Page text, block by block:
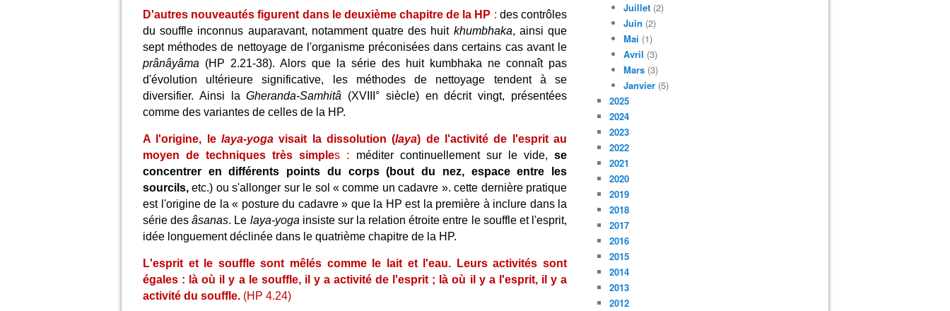
D'autres nouveautés figurent dans le deuxième chapitre de la HP : des contrôles
du souffle inconnus auparavant, notamment quatre des huit khumbhaka, ainsi que
sept méthodes de nettoyage de l'organisme préconisées dans certains cas avant le
prânâyâma (HP 2.21-38). Alors que la série des huit kumbhaka ne connaît pas
d'évolution ultérieure significative, les méthodes de nettoyage tendent à se
diversifier. Ainsi laGheranda-Samhitâ (XVIII° siècle) en décrit vingt, présentées
comme des variantes de celles de la HP.
A l'origine, le laya-yogavisait la dissolution (laya) de l'activité de l'esprit au
moyen de techniques très simples : méditer continuellement sur le vide,se
concentrer en différents points du corps (bout du nez, espace entre les
sourcils, etc.) ou s'allonger sur le sol « comme un cadavre ». cette dernière pratique
est l'origine de la « posture du cadavre » que la HP est la première à inclure dans la
série desâsanas. Le laya-yoga insiste sur la relation étroite entre le souffle et l'esprit,
idée longuement déclinée dans le quatrième chapitre de la HP.
L'esprit et le souffle sont mêlés comme le lait et l'eau. Leurs activités sont
égales : là où il y a le souffle, il y a activité de l'esprit ; là où il y a l'esprit, il y a
activité du souffle. (HP 4.24)
Juillet (2)
Juin (2)
Mai (1)
Avril (3)
Mars (3)
Janvier (5)
2025
2024
2023
2022
2021
2020
2019
2018
2017
2016
2015
2014
2013
2012